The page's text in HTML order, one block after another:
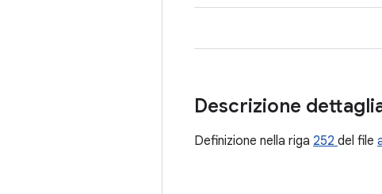
Descrizione
Definizione nella riga 252 del file